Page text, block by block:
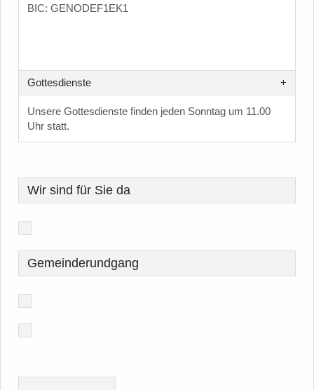
BIC: GENODEF1EK1
Gottesdienste
Unsere Gottesdienste finden jeden Sonntag um 11.00
Uhr statt.
Wir sind für Sie da
Gemeinderundgang